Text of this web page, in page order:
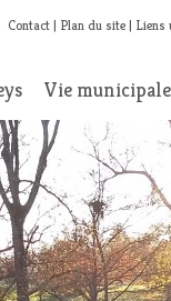
Contact Plan du site Liens
Vie municipale